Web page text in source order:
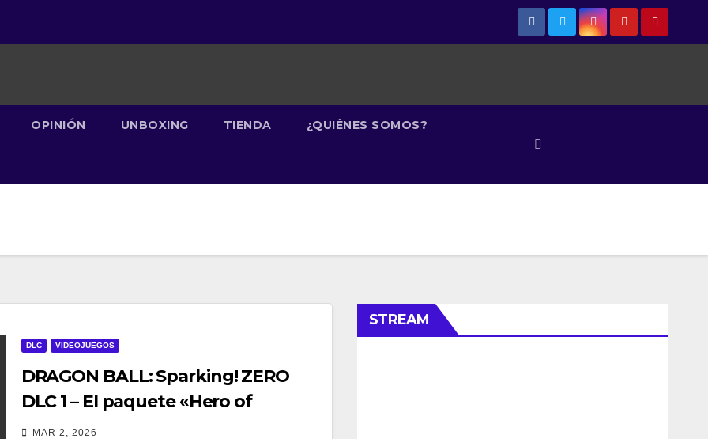
OPINIÓN UNBOXING TIENDA ¿QUIÉNES SOMOS?
DLC VIDEOJUEGOS
DRAGON BALL: Sparking! ZERO
DLC 1 – El paquete «Hero of
Justice» ya está disponible
MAR 2, 2026
STREAM